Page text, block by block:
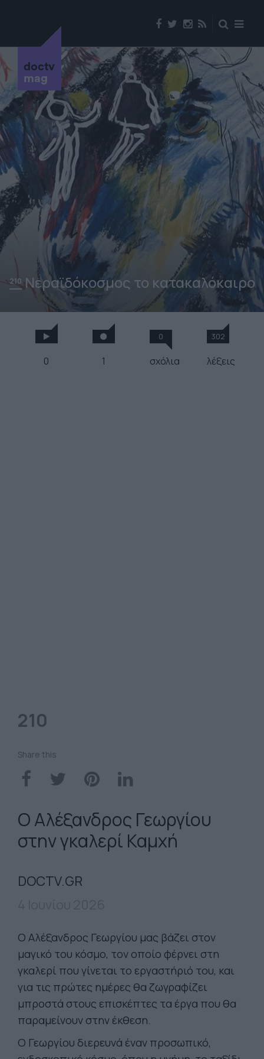
doctv
mag
210 Νεραϊδόκοσμος το κατακαλόκαιρο
0 1
0
σχόλια
302
λέξεις
210
Share this
Ο Αλέξανδρος Γεωργίου
στην γκαλερί Καμχή
DOCTV.GR
Ο Αλέξανδρος Γεωργίου μας βάζει στον
μαγικό του κόσμο, τον οποίο φέρνει στη
γκαλερί που γίνεται το εργαστήριό του, και
για τις πρώτες ημέρες θα ζωγραφίζει
μπροστά στους επισκέπτες τα έργα που θα
παραμείνουν στην έκθεση.
Ο Γεωργίου διερευνά έναν προσωπικό,